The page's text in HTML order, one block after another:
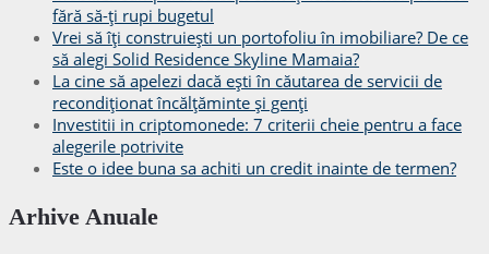
fără să-ți rupi bugetul
Vrei să îți construiești un portofoliu în imobiliare? De ce
să alegi Solid Residence Skyline Mamaia?
La cine să apelezi dacă ești în căutarea de servicii de
recondiționat încălțăminte și genți
Investitii in criptomonede: 7 criterii cheie pentru a face
alegerile potrivite
Este o idee buna sa achiti un credit inainte de termen?
Arhive Anuale